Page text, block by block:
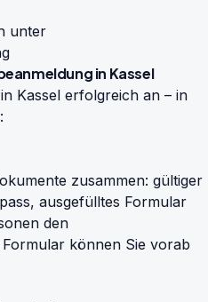
unter
in Kassel
Kassel erfolgreich an – in
zusammen: gültiger
ausgefülltes Formular
den
können Sie vorab